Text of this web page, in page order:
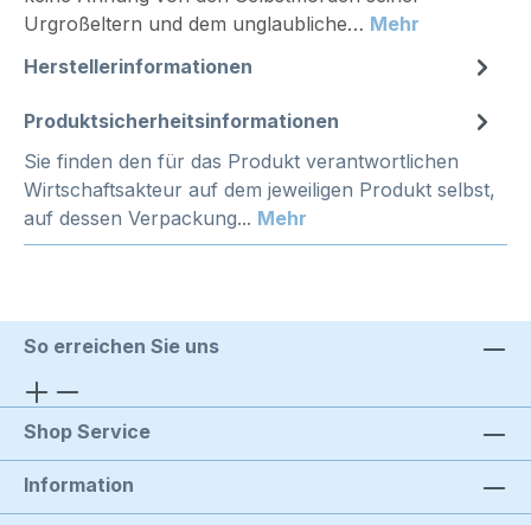
Urgroßeltern und dem unglaubliche… Mehr
Herstellerinformationen
Produktsicherheitsinformationen
Sie finden den für das Produkt verantwortlichen
Wirtschaftsakteur auf dem jeweiligen Produkt selbst,
auf dessen Verpackung... Mehr
So erreichen Sie uns
Shop Service
Information